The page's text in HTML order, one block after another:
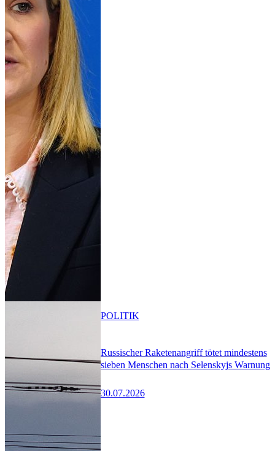
Russischer Raketenangriff tötet mindestens
sieben Menschen nach Selenskyjs Warnung
30.07.2026
POLITIK